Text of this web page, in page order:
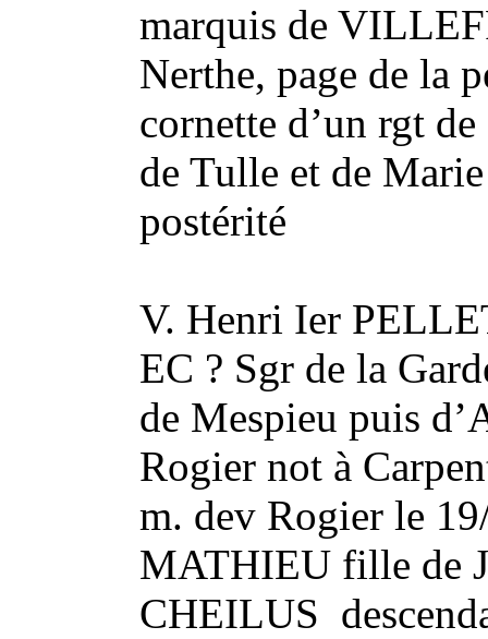
marquis de
Nerthe, page de la
cornette d’un rgt
de Tulle et de
postérité
V. Henri Ier
EC ? Sgr de la
de Mespieu puis
Rogier not à
m. dev Rogier le
MATHIEU fille de
CHEILUS